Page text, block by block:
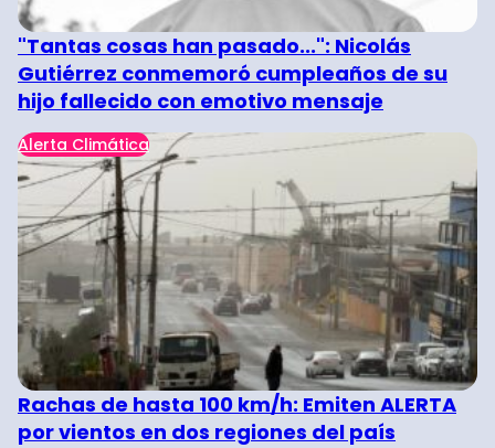
"Tantas cosas han pasado...": Nicolás
Gutiérrez conmemoró cumpleaños de su
hijo fallecido con emotivo mensaje
Alerta Climática
Rachas de hasta 100 km/h: Emiten ALERTA
por vientos en dos regiones del país